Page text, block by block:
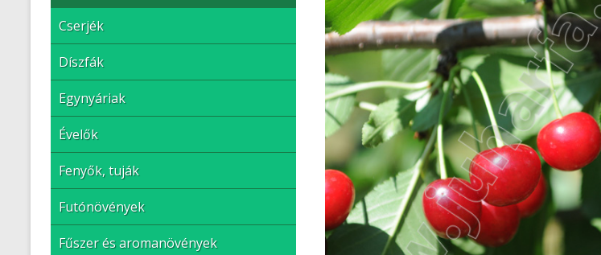
Cserjék
Díszfák
Egynyáriak
Évelők
Fenyők, tuják
Futónövények
Fűszer és aromanövények